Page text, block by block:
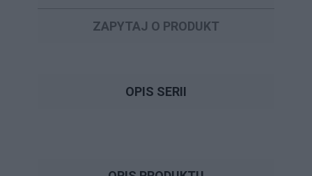
ZAPYTAJ O PRODUKT
OPIS SERII